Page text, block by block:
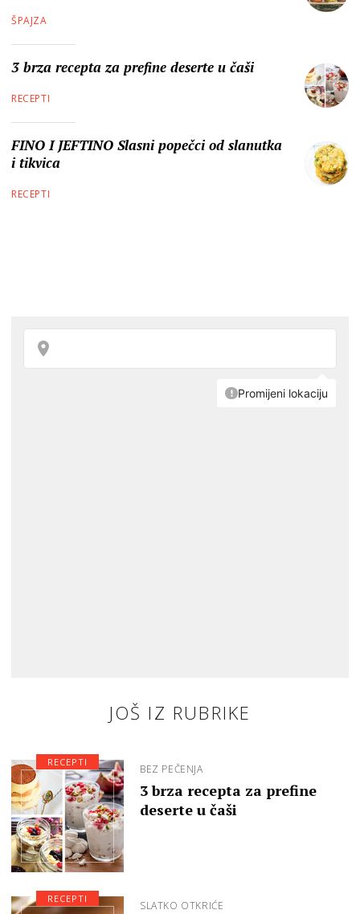
ŠPAJZA
3 brza recepta za prefine deserte u čaši
RECEPTI
FINO I JEFTINO Slasni popečci od slanutka
i tikvica
RECEPTI
JOŠ IZ RUBRIKE
BEZ PEČENJA
3 brza recepta za prefine
deserte u čaši
RECEPTI
SLATKO OTKRIĆE
RECEPTI